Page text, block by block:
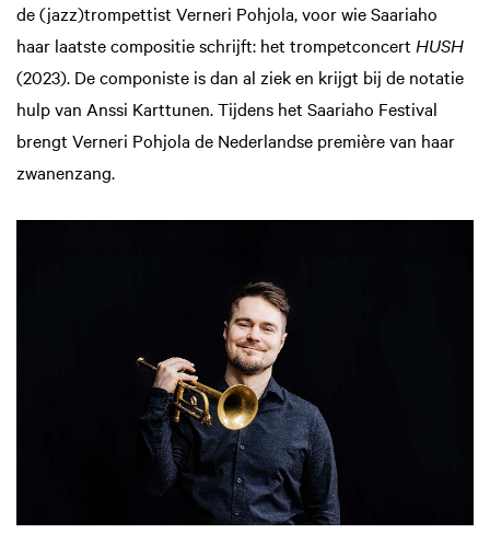
de (jazz)trompettist Verneri Pohjola, voor wie Saariaho
haar laatste compositie schrijft: het trompetconcert HUSH
(2023). De componiste is dan al ziek en krijgt bij de notatie
hulp van Anssi Karttunen. Tijdens het Saariaho Festival
brengt Verneri Pohjola de Nederlandse première van haar
zwanenzang.